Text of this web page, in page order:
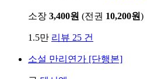
소장 3,400원 (전권 10,200원)
1.5만 리뷰 25 건
소설 만리연가 [단행본]